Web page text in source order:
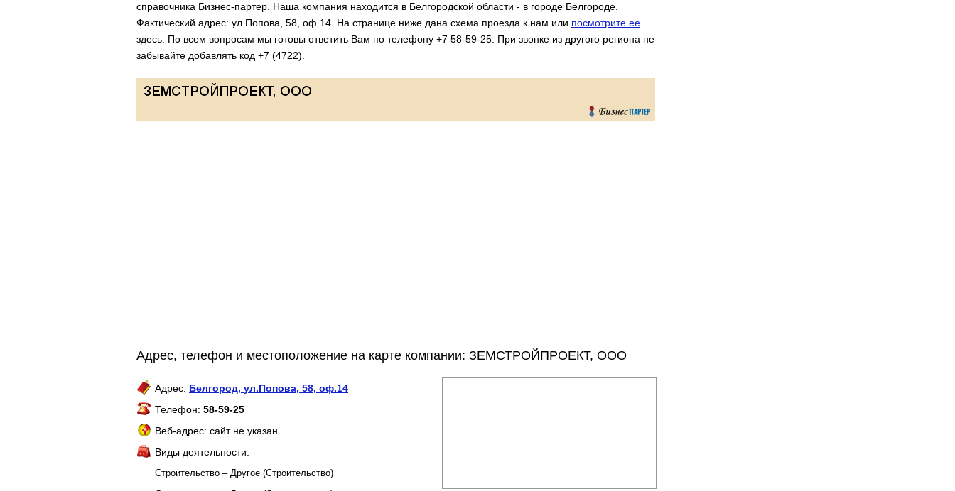
справочника Бизнес-партер. Наша компания находится в Белгородской области - в городе Белгороде.
Фактический адрес: ул.Попова, 58, оф.14. На странице ниже дана схема проезда к нам или посмотрите ее
здесь. По всем вопросам мы готовы ответить Вам по телефону +7 58-59-25. При звонке из другого региона не
забывайте добавлять код +7 (4722).
Адрес, телефон и местоположение на карте компании: ЗЕМСТРОЙПРОЕКТ, ООО
Адрес: Белгород, ул.Попова, 58, оф.14
Телефон: 58-59-25
Веб-адрес: сайт не указан
Виды деятельности:
Строительство – Другое (Строительство)